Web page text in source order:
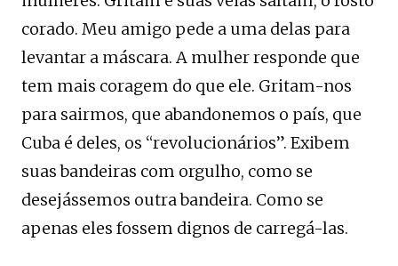
corado. Meu amigo pede a uma delas para
levantar a máscara. A mulher responde que
tem mais coragem do que ele. Gritam-nos
para sairmos, que abandonemos o país, que
Cuba é deles, os “revolucionários”. Exibem
suas bandeiras com orgulho, como se
desejássemos outra bandeira. Como se
apenas eles fossem dignos de carregá-las.